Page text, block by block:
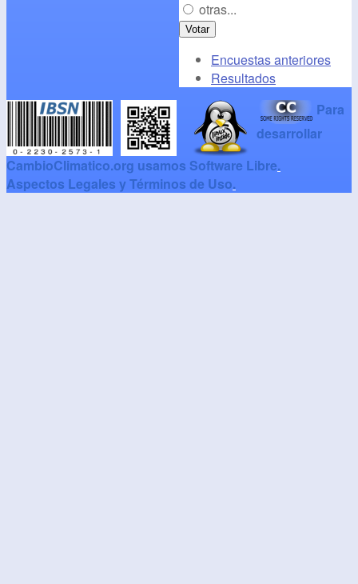
otras...
Encuestas anteriores
Resultados
Para
desarrollar
CambioClimatico.org usamos Software Libre.
Aspectos Legales y Términos de Uso.